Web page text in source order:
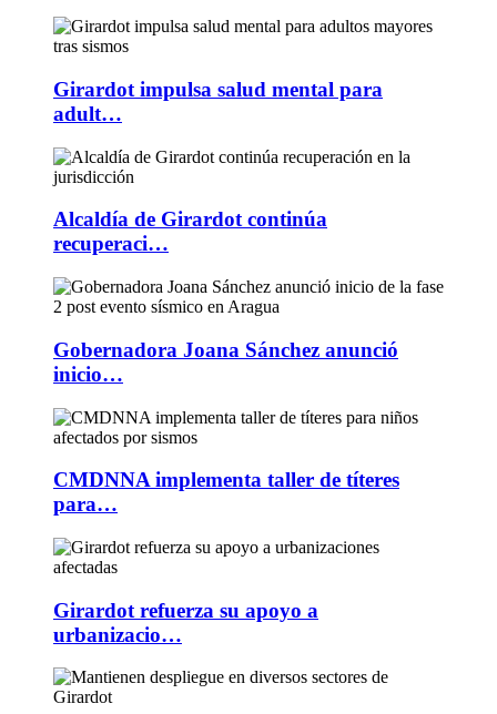
Girardot impulsa salud mental para
adult…
Alcaldía de Girardot continúa
recuperaci…
Gobernadora Joana Sánchez anunció
inicio…
CMDNNA implementa taller de títeres
para…
Girardot refuerza su apoyo a
urbanizacio…